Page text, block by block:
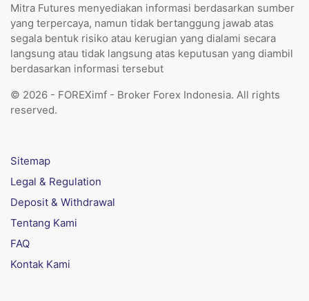
Mitra Futures menyediakan informasi berdasarkan sumber
yang terpercaya, namun tidak bertanggung jawab atas
segala bentuk risiko atau kerugian yang dialami secara
langsung atau tidak langsung atas keputusan yang diambil
berdasarkan informasi tersebut
© 2026 - FOREXimf - Broker Forex Indonesia. All rights
reserved.
Sitemap
Legal & Regulation
Deposit & Withdrawal
Tentang Kami
FAQ
Kontak Kami